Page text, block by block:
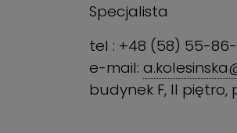
Specjalista
tel : +48 (58) 55-86-
e-mail:
budynek F, II piętro,